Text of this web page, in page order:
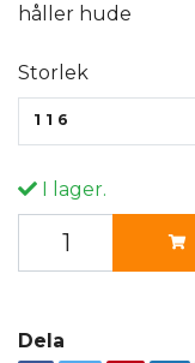
håller hude
Storlek
116
I lager.
Dela